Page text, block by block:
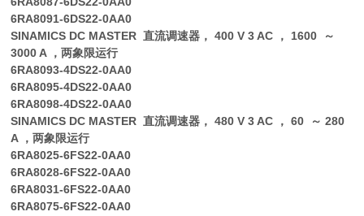
6RA8091-6DS22-0AA0
SINAMICS DC MASTER 直流调速器， 400 V 3 AC ， 1600 ～
3000 A ，两象限运行
6RA8093-4DS22-0AA0
6RA8095-4DS22-0AA0
6RA8098-4DS22-0AA0
SINAMICS DC MASTER 直流调速器， 480 V 3 AC ， 60 ～ 280
A ，两象限运行
6RA8025-6FS22-0AA0
6RA8028-6FS22-0AA0
6RA8031-6FS22-0AA0
6RA8075-6FS22-0AA0